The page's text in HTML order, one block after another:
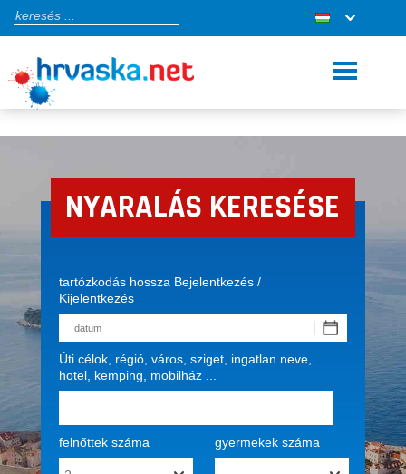
NYARALÁS KERESÉSE
tartózkodás hossza Bejelentkezés /
Kijelentkezés
Úti célok, régió, város, sziget, ingatlan neve,
hotel, kemping, mobilház ...
felnőttek száma gyermekek száma